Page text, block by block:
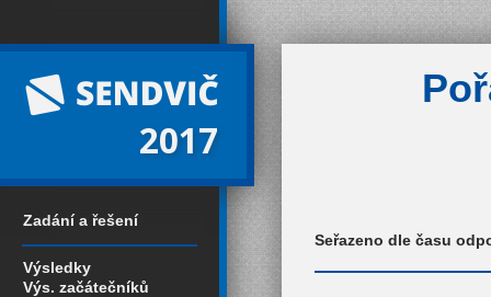
2017
Zadání a řešení
Výsledky
Výs. začátečníků
Seřazeno dle času